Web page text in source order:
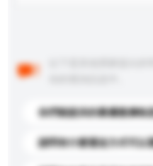
你們能提供的最優惠價格
請問有什麼運送方式可以